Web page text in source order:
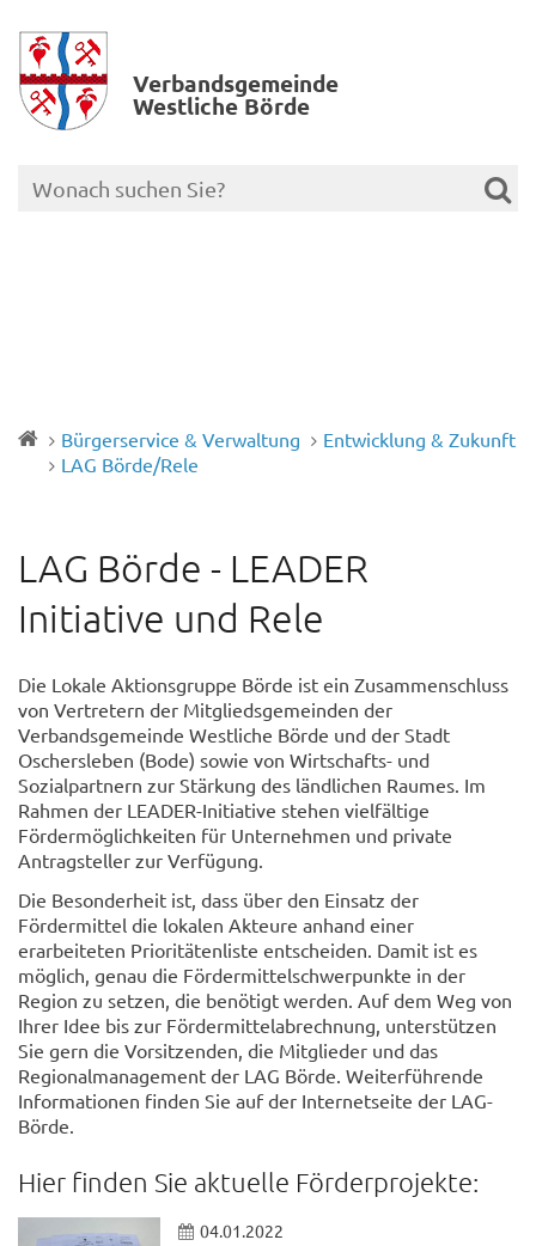
Verbands­gemeinde
Westliche Börde
Bürgerservice & Verwaltung
Entwicklung & Zukunft
LAG Börde/Rele
LAG Börde - LEADER
Initiative und Rele
Die Lokale Aktionsgruppe Börde ist ein Zusammenschluss
von Vertretern der Mitgliedsgemeinden der
Verbandsgemeinde Westliche Börde und der Stadt
Oschersleben (Bode) sowie von Wirtschafts- und
Sozialpartnern zur Stärkung des ländlichen Raumes. Im
Rahmen der LEADER-Initiative stehen vielfältige
Fördermöglichkeiten für Unternehmen und private
Antragsteller zur Verfügung.
Die Besonderheit ist, dass über den Einsatz der
Fördermittel die lokalen Akteure anhand einer
erarbeiteten Prioritätenliste entscheiden. Damit ist es
möglich, genau die Fördermittelschwerpunkte in der
Region zu setzen, die benötigt werden. Auf dem Weg von
Ihrer Idee bis zur Fördermittelabrechnung, unterstützen
Sie gern die Vorsitzenden, die Mitglieder und das
Regionalmanagement der LAG Börde. Weiterführende
Informationen finden Sie auf der Internetseite der LAG-
Börde.
Hier finden Sie aktuelle Förderprojekte:
04.01.2022